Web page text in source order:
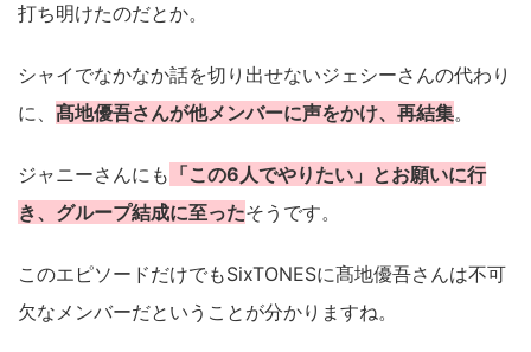
打ち明けたのだとか。
シャイでなかなか話を切り出せないジェシーさんの代わり
に、 髙地優吾さんが他メンバーに声をかけ、再結集。
ジャニーさんにも 「この6人でやりたい」とお願いに行
き、グループ結成に至ったそうです。
このエピソードだけでもSixTONESに髙地優吾さんは不可
欠なメンバーだということが分かりますね。